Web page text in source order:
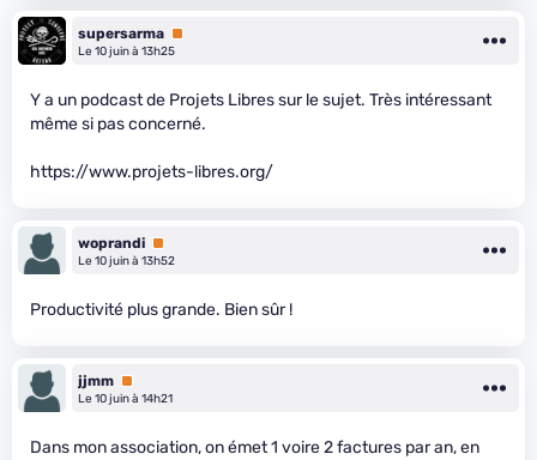
supersarma Premium
Le 10 juin à 13h25
Y a un podcast de Projets Libres sur le sujet. Très intéressant
même si pas concerné.
https://www.projets-libres.org/
woprandi Premium
Le 10 juin à 13h52
Productivité plus grande. Bien sûr !
jjmm Premium
Le 10 juin à 14h21
Dans mon association, on émet 1 voire 2 factures par an, en